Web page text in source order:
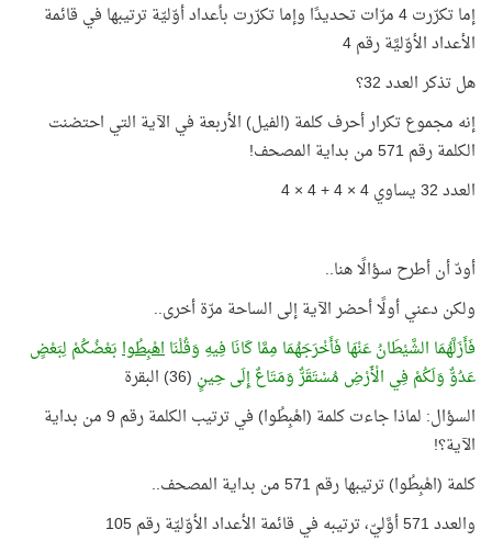
إما تكرّرت 4 مرّات تحديدًا وإما تكرّرت بأعداد أوّليّة ترتيبها في قائمة
الأعداد الأوّليَّة رقم 4
هل تذكر العدد 32؟
إنه مجموع تكرار أحرف كلمة (الفيل) الأربعة في الآية التي احتضنت
الكلمة رقم 571 من بداية المصحف!
العدد 32 يساوي 4 × 4 + 4 × 4
أودّ أن أطرح سؤالًا هنا..
ولكن دعني أولًا أحضر الآية إلى الساحة مرّة أخرى..
فَأَزَلَّهُمَا الشَّيْطَانُ عَنْهَا فَأَخْرَجَهُمَا مِمَّا كَانَا فِيهِ وَقُلْنَااهْبِطُوابَعْضُكُمْ لِبَعْضٍ
عَدُوٌّ وَلَكُمْ فِي الْأَرْضِ مُسْتَقَرٌّ وَمَتَاعٌ إِلَى حِينٍ (36) البقرة
السؤال: لماذا جاءت كلمة (اهْبِطُوا) في ترتيب الكلمة رقم 9 من بداية
الآية؟!
كلمة (اهْبِطُوا) ترتيبها رقم 571 من بداية المصحف..
والعدد 571 أوَّليّ، ترتيبه في قائمة الأعداد الأوّليّة رقم 105